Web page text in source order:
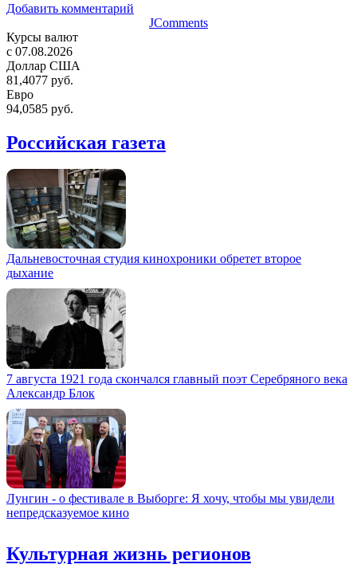
Добавить комментарий
JComments
Курсы валют
c 07.08.2026
Доллар США
81,4077 руб.
Евро
94,0585 руб.
Российская газета
Дальневосточная студия кинохроники обретет второе
дыхание
7 августа 1921 года скончался главный поэт Серебряного века
Александр Блок
Лунгин - о фестивале в Выборге: Я хочу, чтобы мы увидели
непредсказуемое кино
Культурная жизнь регионов